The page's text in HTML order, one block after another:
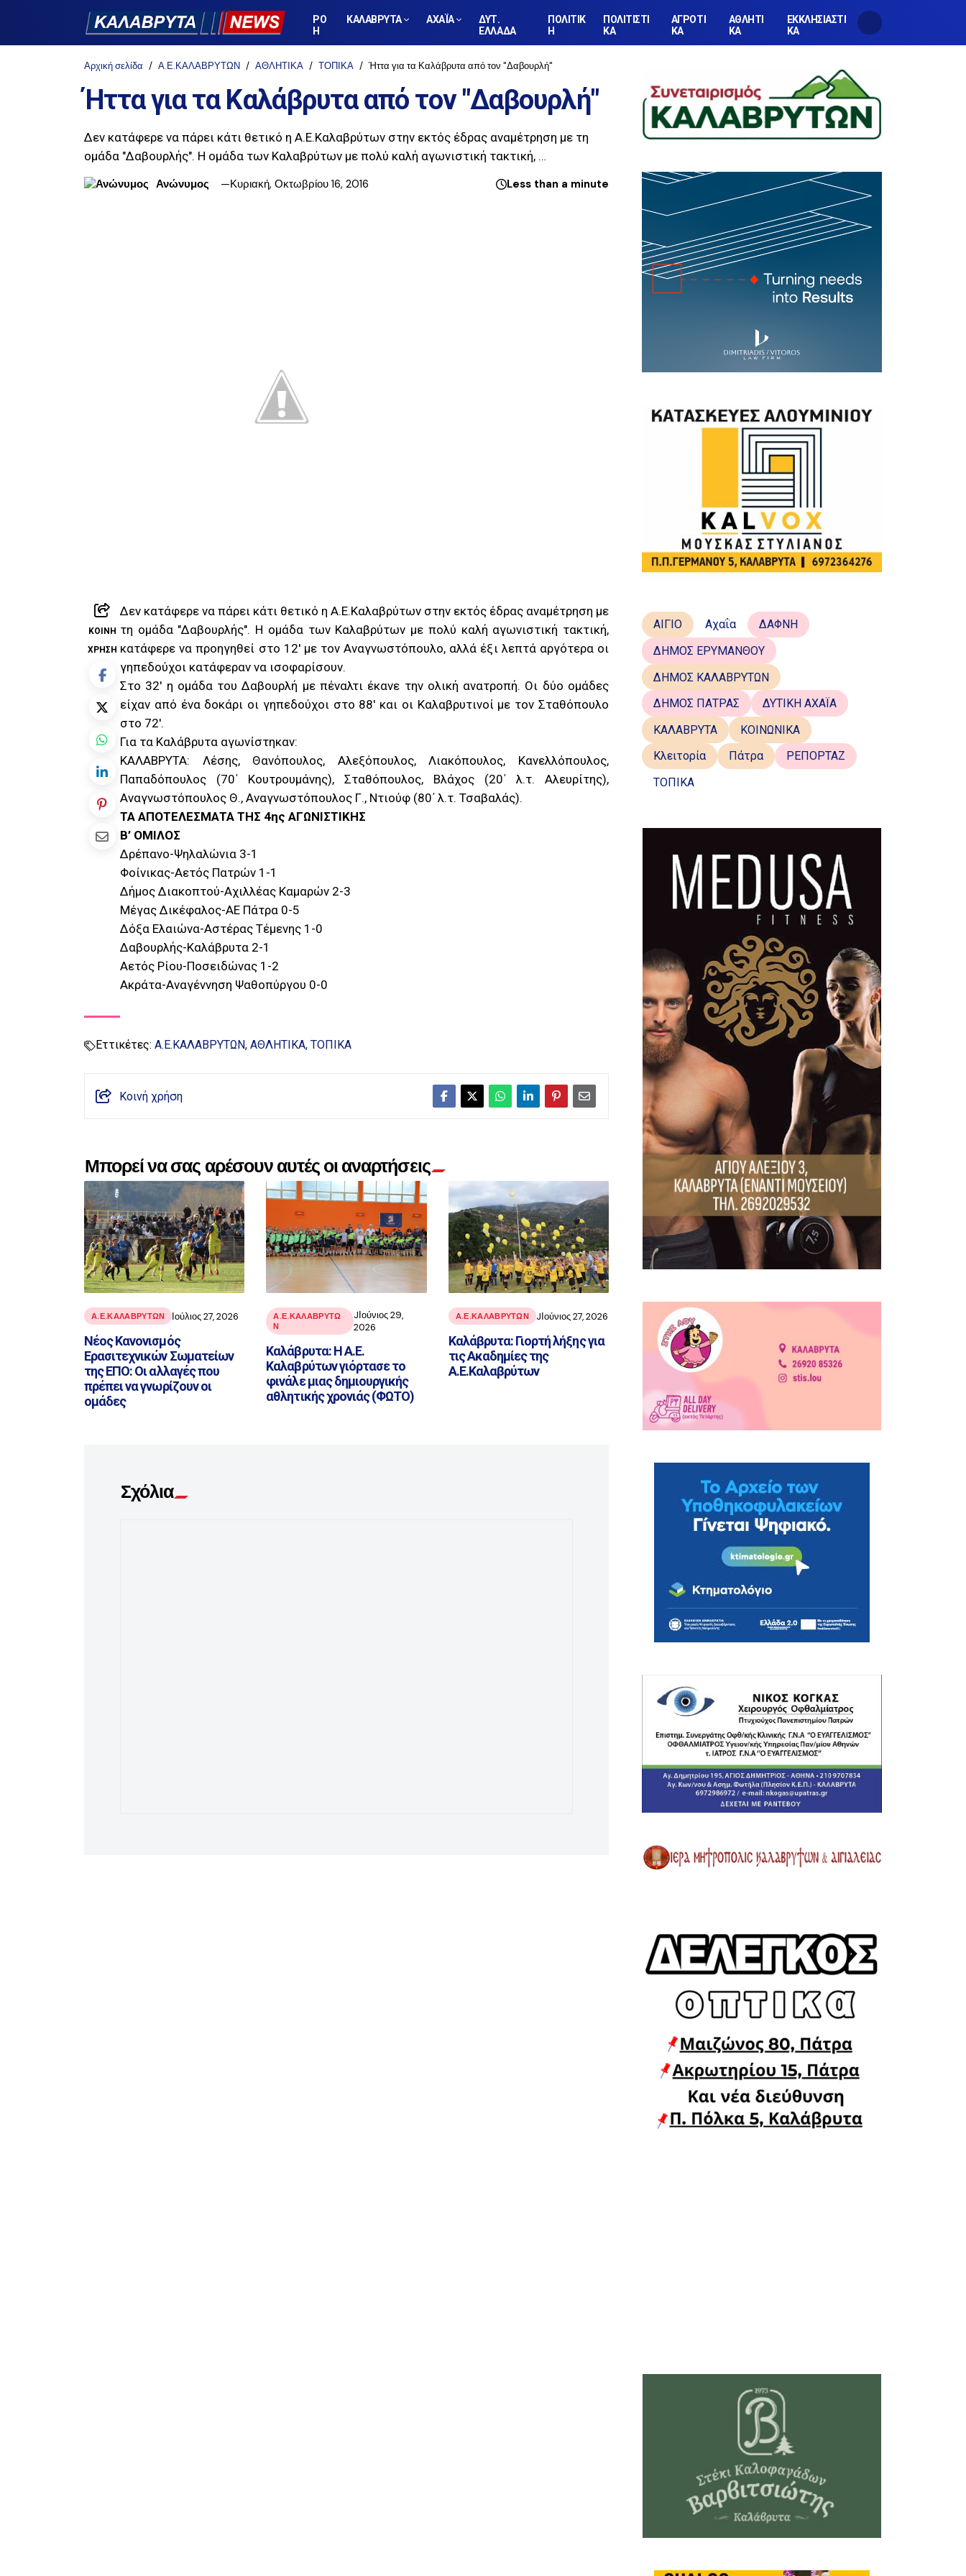
ΡΟ
Η
ΚΑΛΑΒΡΥΤΑ ΑΧΑΪΑ
ΔΥΤ.
ΕΛΛΑΔΑ
ΠΟΛΙΤΙΚ
Η
ΠΟΛΙΤΙΣΤΙ
ΚΑ
ΑΓΡΟΤΙ
ΚΑ
ΑΘΛΗΤΙ
ΚΑ
ΕΚΚΛΗΣΙΑΣΤΙ
ΚΑ
Αρχική σελίδα Α.Ε.ΚΑΛΑΒΡΥΤΩΝ ΑΘΛΗΤΙΚΑ ΤΟΠΙΚΑ Ήττα για τα Καλάβρυτα από τον "Δαβουρλή"
Ήττα για τα Καλάβρυτα από τον "Δαβουρλή"
Δεν κατάφερε να πάρει κάτι θετικό η Α.Ε.Καλαβρύτων στην εκτός έδρας αναμέτρηση με τη
ομάδα "Δαβουρλής". Η ομάδα των Καλαβρύτων με πολύ καλή αγωνιστική τακτική, …
Ανώνυμος
Κυριακή, Οκτωβρίου 16, 2016 Less than a minute
ΚΟΙΝΉ
ΧΡΉΣΗ
Δεν κατάφερε να πάρει κάτι θετικό η Α.Ε.Καλαβρύτων στην εκτός έδρας αναμέτρηση με
τη ομάδα "Δαβουρλής". Η ομάδα των Καλαβρύτων με πολύ καλή αγωνιστική τακτική,
κατάφερε να προηγηθεί στο 12′ με τον Αναγνωστόπουλο, αλλά έξι λεπτά αργότερα οι
γηπεδούχοι κατάφεραν να ισοφαρίσουν.
Στο 32′ η ομάδα του Δαβουρλή με πέναλτι έκανε την ολική ανατροπή. Οι δύο ομάδες
είχαν από ένα δοκάρι οι γηπεδούχοι στο 88′ και οι Καλαβρυτινοί με τον Σταθόπουλο
στο 72′.
Για τα Καλάβρυτα αγωνίστηκαν:
ΚΑΛΑΒΡΥΤΑ: Λέσης, Θανόπουλος, Αλεξόπουλος, Λιακόπουλος, Κανελλόπουλος,
Παπαδόπουλος (70΄ Κουτρουμάνης), Σταθόπουλος, Βλάχος (20΄ λ.τ. Αλευρίτης),
Αναγνωστόπουλος Θ., Αναγνωστόπουλος Γ., Ντιούφ (80΄ λ.τ. Τσαβαλάς).
ΤΑ ΑΠΟΤΕΛΕΣΜΑΤΑ ΤΗΣ 4ης ΑΓΩΝΙΣΤΙΚΗΣ
Β’ ΟΜΙΛΟΣ
Δρέπανο-Ψηλαλώνια 3-1
Φοίνικας-Αετός Πατρών 1-1
Δήμος Διακοπτού-Αχιλλέας Καμαρών 2-3
Mέγας Δικέφαλος-ΑΕ Πάτρα 0-5
Δόξα Ελαιώνα-Αστέρας Τέμενης 1-0
Δαβουρλής-Καλάβρυτα 2-1
Αετός Ρίου-Ποσειδώνας 1-2
Ακράτα-Αναγέννηση Ψαθοπύργου 0-0
Εττικέτες: Α.Ε.ΚΑΛΑΒΡΥΤΩΝ ΑΘΛΗΤΙΚΑ ΤΟΠΙΚΑ
Κοινή χρήση
Μπορεί να σας αρέσουν αυτές οι αναρτήσεις
Α.Ε.ΚΑΛΑΒΡΥΤΩΝ Ιούλιος 27, 2026
Νέος Κανονισμός
Ερασιτεχνικών Σωματείων
της ΕΠΟ: Οι αλλαγές που
πρέπει να γνωρίζουν οι
ομάδες
Α.Ε.ΚΑΛΑΒΡΥΤΩ
Ν
JΙούνιος 29,
2026
Καλάβρυτα: Η Α.Ε.
Καλαβρύτων γιόρτασε το
φινάλε μιας δημιουργικής
αθλητικής χρονιάς (ΦΩΤΟ)
Α.Ε.ΚΑΛΑΒΡΥΤΩΝ JΙούνιος 27, 2026
Καλάβρυτα: Γιορτή λήξης για
τις Ακαδημίες της
Α.Ε.Καλαβρύτων
Σχόλια
ΑΙΓΙΟ Αχαΐα
ΔΑΦΝΗ
ΔΗΜΟΣ ΕΡΥΜΑΝΘΟΥ
ΔΗΜΟΣ ΚΑΛΑΒΡΥΤΩΝ
ΔΗΜΟΣ ΠΑΤΡΑΣ
ΔΥΤΙΚΗ ΑΧΑΪΑ
ΚΑΛΑΒΡΥΤΑ
ΚΟΙΝΩΝΙΚΑ
Κλειτορία
Πάτρα
ΡΕΠΟΡΤΑΖ
ΤΟΠΙΚΑ